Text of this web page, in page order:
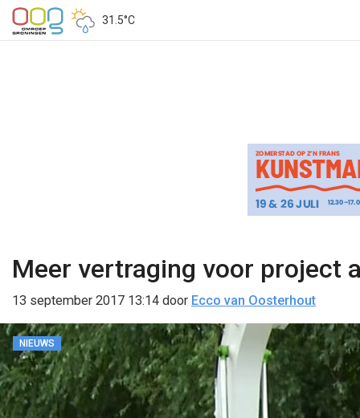
31.5°C
Meer vertraging voor project
13 september 2017 13:14 door Ecco van Oosterhout
NIEUWS